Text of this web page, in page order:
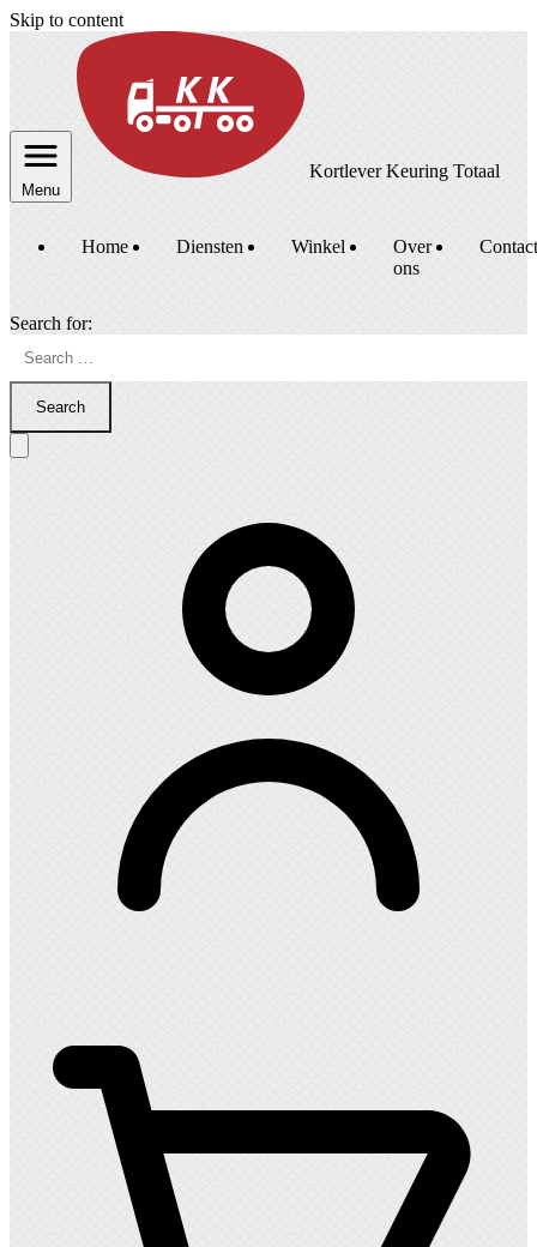
Skip to content
Menu
Kortlever Keuring Totaal
Home Diensten Winkel
Over
ons
Contact
Search for:
Search